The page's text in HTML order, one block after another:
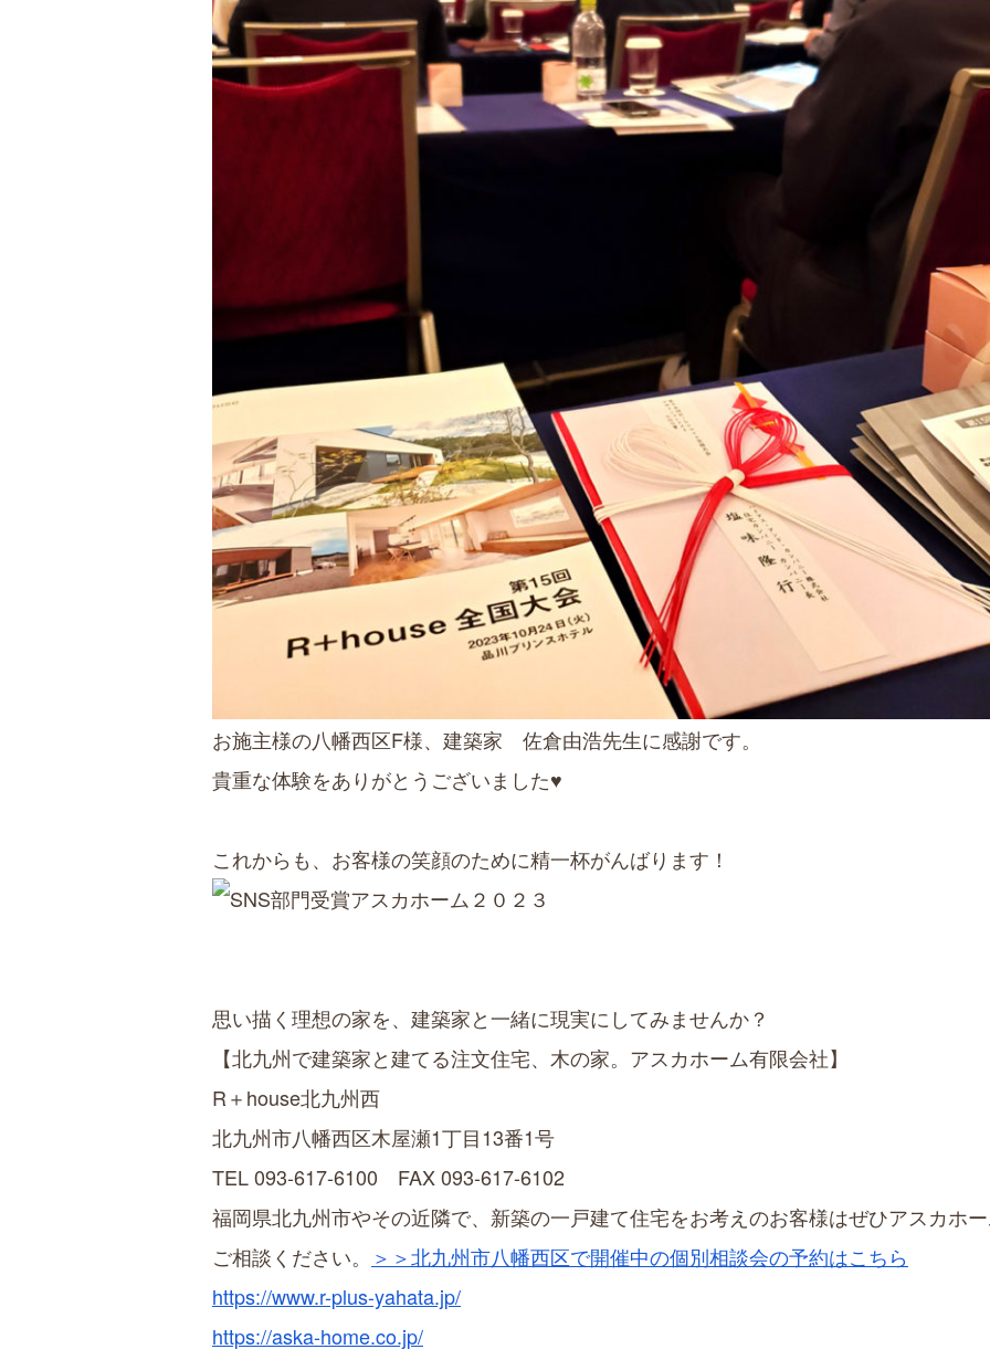
お施主様の八幡西区F様、建築家 佐倉由浩先生に感謝です。
貴重な体験をありがとうございました♥
これからも、お客様の笑顔のために精一杯がんばります！
思い描く理想の家を、建築家と一緒に現実にしてみませんか？
【北九州で建築家と建てる注文住宅、木の家。アスカホーム有限会社】
R＋house北九州西
北九州市八幡西区木屋瀬1丁目13番1号
TEL 093-617-6100 FAX 093-617-6102
福岡県北九州市やその近隣で、新築の一戸建て住宅をお考えのお客様はぜひアスカホ
ご相談ください。
＞＞北九州市八幡西区で開催中の個別相談会の予約はこちら
https://www.r-plus-yahata.jp/
https://aska-home.co.jp/